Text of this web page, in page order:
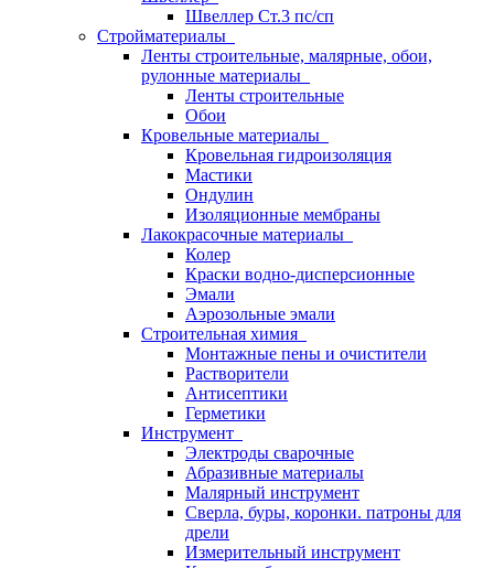
Швеллер Ст.3 пс/сп
Стройматериалы
Ленты строительные, малярные, обои,
рулонные материалы
Ленты строительные
Обои
Кровельные материалы
Кровельная гидроизоляция
Мастики
Ондулин
Изоляционные мембраны
Лакокрасочные материалы
Колер
Краски водно-дисперсионные
Эмали
Аэрозольные эмали
Строительная химия
Монтажные пены и очистители
Растворители
Антисептики
Герметики
Инструмент
Электроды сварочные
Абразивные материалы
Малярный инструмент
Сверла, буры, коронки. патроны для
дрели
Измерительный инструмент